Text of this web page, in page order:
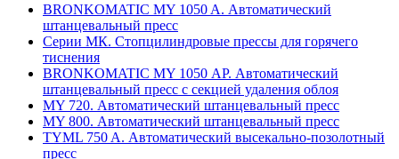
BRONKOMATIC MY 1050 A. Автоматический
штанцевальный пресс
Серии МК. Стопцилиндровые прессы для горячего
тиснения
BRONKOMATIC MY 1050 АP. Автоматический
штанцевальный пресс с секцией удаления облоя
MY 720. Автоматический штанцевальный пресс
MY 800. Автоматический штанцевальный пресс
TYML 750 A. Автоматический высекально-позолотный
пресс